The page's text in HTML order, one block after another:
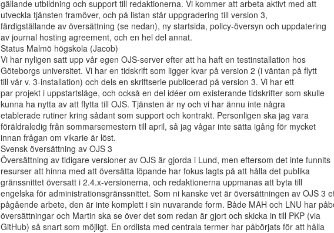
gällande utbildning och support till redaktionerna. Vi kommer att arbeta aktivt med att
utveckla tjänsten framöver, och på listan står uppgradering till version 3,
färdigställande av översättning (se nedan), ny startsida, policy-översyn och uppdatering
av journal hosting agreement, och en hel del annat.
Status Malmö högskola (Jacob)
Vi har nyligen satt upp vår egen OJS-server efter att ha haft en testinstallation hos
Göteborgs universitet. Vi har en tidskrift som ligger kvar på version 2 (i väntan på flytt
till vår v. 3-installation) och dels en skriftserie publicerad på version 3. Vi har ett
par projekt i uppstartsläge, och också en del idéer om existerande tidskrifter som skulle
kunna ha nytta av att flytta till OJS. Tjänsten är ny och vi har ännu inte några
etablerade rutiner kring sådant som support och kontrakt. Personligen ska jag vara
föräldraledig från sommarsemestern till april, så jag vågar inte sätta igång för mycket
innan frågan om vikarie är löst.
Svensk översättning av OJS 3
Översättning av tidigare versioner av OJS är gjorda i Lund, men eftersom det inte funnits
resurser att hinna med att översätta löpande har fokus lagts på att hålla det publika
gränssnittet översatt i 2.4.x-versionerna, och redaktionerna uppmanas att byta till
engelska för administrationsgränssnittet. Som ni kanske vet är översättningen av OJS 3
pågående arbete, den är inte komplett i sin nuvarande form. Både MAH och LNU har
översättningar och Martin ska se över det som redan är gjort och skicka in till PKP (via
GitHub) så snart som möjligt. En ordlista med centrala termer har påbörjats för att hålla